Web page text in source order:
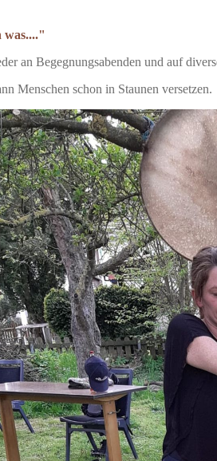
an Begegnungsabenden und auf
Menschen schon in Staunen versetzen.